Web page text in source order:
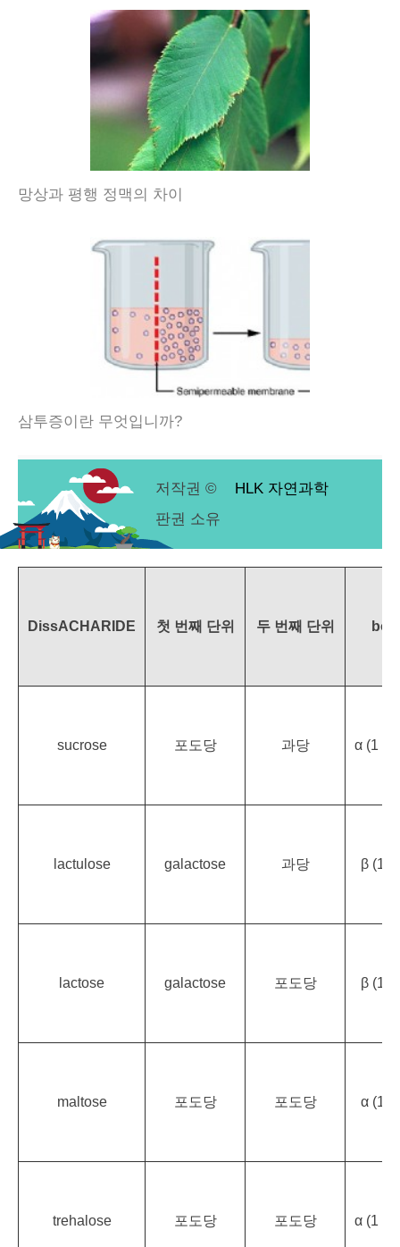
망상과 평행 정맥의 차이
삼투증이란 무엇입니까?
저작권 ©
HLK 자연과학
판권 소유
DissACHARIDE 첫 번째 단위 두 번째 단위
sucrose 포도당 과당 α (1 →
lactulose galactose 과당 β (1
lactose galactose 포도당 β (1
maltose 포도당 포도당 α (1
trehalose 포도당 포도당 α (1 →